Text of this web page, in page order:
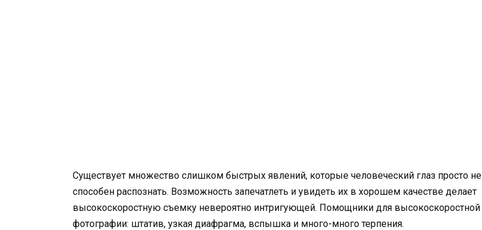
Существует множество слишком быстрых явлений, которые человеческий глаз просто не
способен распознать. Возможность запечатлеть и увидеть их в хорошем качестве делает
высокоскоростную съемку невероятно интригующей. Помощники для высокоскоростной
фотографии: штатив, узкая диафрагма, вспышка и много-много терпения.